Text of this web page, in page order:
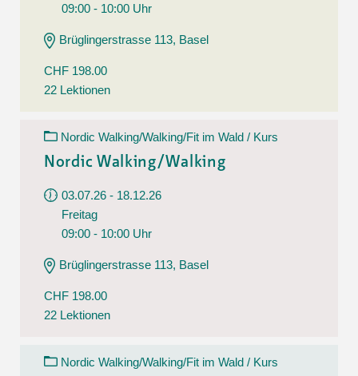
09:00 - 10:00 Uhr
Brüglingerstrasse 113, Basel
CHF 198.00
22 Lektionen
Nordic Walking/Walking/Fit im Wald / Kurs
Nordic Walking/Walking
03.07.26 - 18.12.26
Freitag
09:00 - 10:00 Uhr
Brüglingerstrasse 113, Basel
CHF 198.00
22 Lektionen
Nordic Walking/Walking/Fit im Wald / Kurs